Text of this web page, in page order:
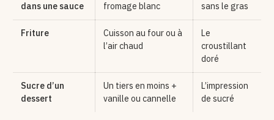
dans une sauce
fromage blanc
sans le gras
Friture
Cuisson au four ou à
l’air chaud
Le
croustillant
doré
Sucre d’un
dessert
Un tiers en moins +
vanille ou cannelle
L’impression
de sucré